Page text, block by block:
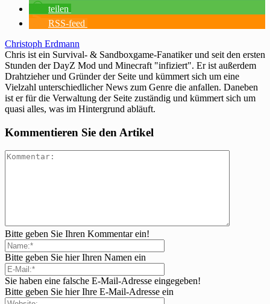
teilen
RSS-feed
Christoph Erdmann
Chris ist ein Survival- & Sandboxgame-Fanatiker und seit den ersten
Stunden der DayZ Mod und Minecraft "infiziert". Er ist außerdem
Drahtzieher und Gründer der Seite und kümmert sich um eine
Vielzahl unterschiedlicher News zum Genre die anfallen. Daneben
ist er für die Verwaltung der Seite zuständig und kümmert sich um
quasi alles, was im Hintergrund abläuft.
Kommentieren Sie den Artikel
Bitte geben Sie Ihren Kommentar ein!
Bitte geben Sie hier Ihren Namen ein
Sie haben eine falsche E-Mail-Adresse eingegeben!
Bitte geben Sie hier Ihre E-Mail-Adresse ein